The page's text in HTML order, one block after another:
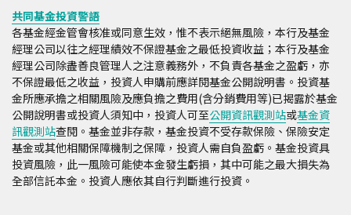
共同基金投資警語
各基金經金管會核准或同意生效，惟不表示絕無風險，本行及基金
經理公司以往之經理績效不保證基金之最低投資收益；本行及基金
經理公司除盡善良管理人之注意義務外，不負責各基金之盈虧，亦
不保證最低之收益，投資人申購前應詳閱基金公開說明書。投資基
金所應承擔之相關風險及應負擔之費用(含分銷費用等)已揭露於基金
公開說明書或投資人須知中，投資人可至公開資訊觀測站或基金資
訊觀測站查閱。基金並非存款，基金投資不受存款保險、保險安定
基金或其他相關保障機制之保障，投資人需自負盈虧。基金投資具
投資風險，此一風險可能使本金發生虧損，其中可能之最大損失為
全部信託本金。投資人應依其自行判斷進行投資。